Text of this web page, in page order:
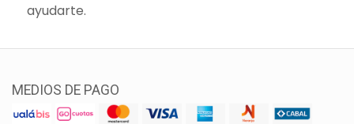
ayudarte.
MEDIOS DE PAGO